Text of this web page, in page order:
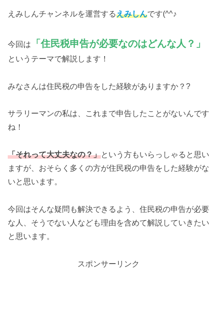
えみしんチャンネルを運営するえみしんです(^^♪
今回は 「住民税申告が必要なのはどんな人？」
というテーマで解説します！
みなさんは住民税の申告をした経験がありますか？?
サラリーマンの私は、これまで申告したことがないんです
ね！
「それって大丈夫なの？」という方もいらっしゃると思い
ますが、おそらく多くの方が住民税の申告をした経験がな
いと思います。
今回はそんな疑問も解決できるよう、住民税の申告が必要
な人、そうでない人なども理由を含めて解説していきたい
と思います。
スポンサーリンク